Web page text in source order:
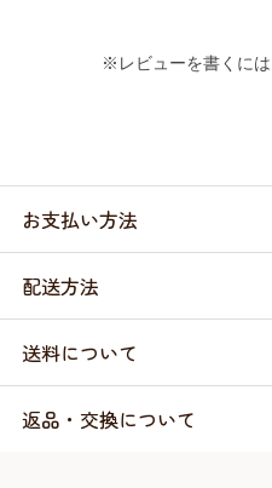
※レビューを書くには
お支払い方法
配送方法
送料について
返品・交換について